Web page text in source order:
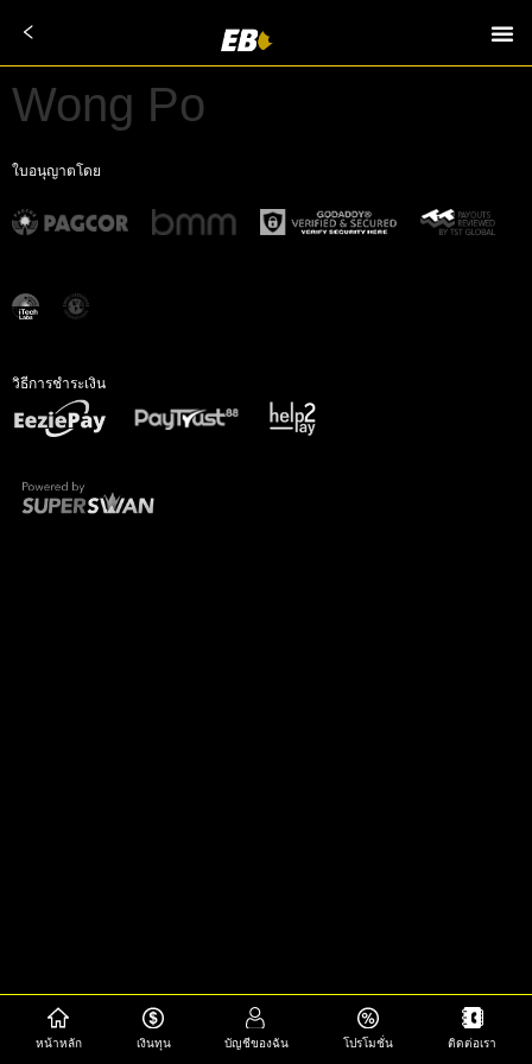
หน้าหลัก เงินทุน บัญชีของฉัน โปรโมชั่น ติดต่อเรา
Wong Po
ใบอนุญาตโดย
วิธีการชำระเงิน